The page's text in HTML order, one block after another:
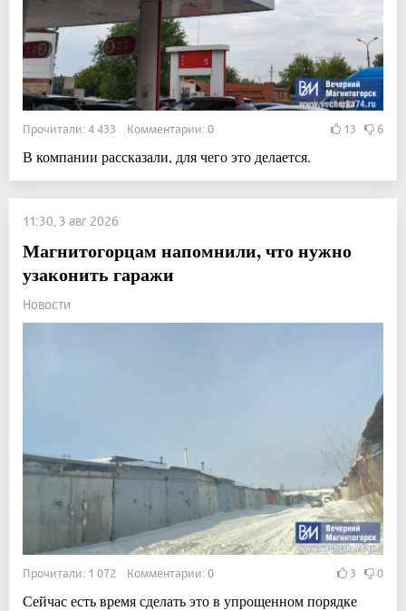
Прочитали: 4 433 Комментарии: 0 13 6
В компании рассказали, для чего это делается.
11:30, 3 авг 2026
Магнитогорцам напомнили, что нужно
узаконить гаражи
Новости
Прочитали: 1 072 Комментарии: 0 3 0
Сейчас есть время сделать это в упрощенном порядке